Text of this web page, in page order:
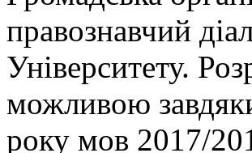
правознавчий
Університету.
можливою
року мов 2017/